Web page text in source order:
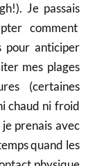
Je passais
comment
pour anticiper
mes plages
(certaines
chaud ni froid
prenais avec
quand les